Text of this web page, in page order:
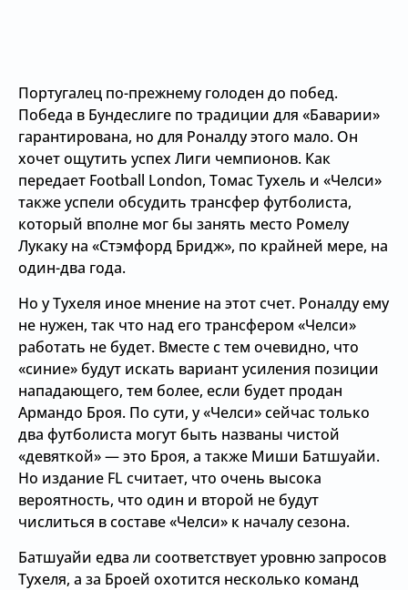
Португалец по-прежнему голоден до побед.
Победа в Бундеслиге по традиции для «Баварии»
гарантирована, но для Роналду этого мало. Он
хочет ощутить успех Лиги чемпионов. Как
передает Football London, Томас Тухель и «Челси»
также успели обсудить трансфер футболиста,
который вполне мог бы занять место Ромелу
Лукаку на «Стэмфорд Бридж», по крайней мере, на
один-два года.
Но у Тухеля иное мнение на этот счет. Роналду ему
не нужен, так что над его трансфером «Челси»
работать не будет. Вместе с тем очевидно, что
«синие» будут искать вариант усиления позиции
нападающего, тем более, если будет продан
Армандо Броя. По сути, у «Челси» сейчас только
два футболиста могут быть названы чистой
«девяткой» — это Броя, а также Миши Батшуайи.
Но издание FL считает, что очень высока
вероятность, что один и второй не будут
числиться в составе «Челси» к началу сезона.
Батшуайи едва ли соответствует уровню запросов
Тухеля, а за Броей охотится несколько команд